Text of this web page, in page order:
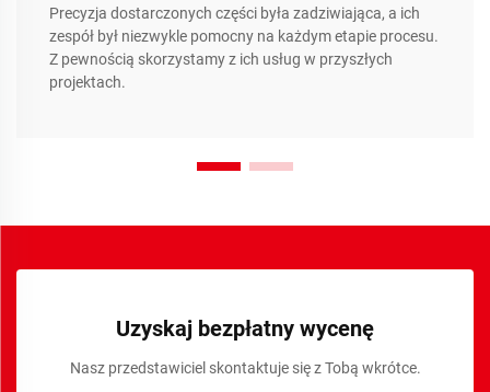
Precyzja dostarczonych części była zadziwiająca, a ich
zespół był niezwykle pomocny na każdym etapie procesu.
Z pewnością skorzystamy z ich usług w przyszłych
projektach.
Uzyskaj bezpłatny wycenę
Nasz przedstawiciel skontaktuje się z Tobą wkrótce.